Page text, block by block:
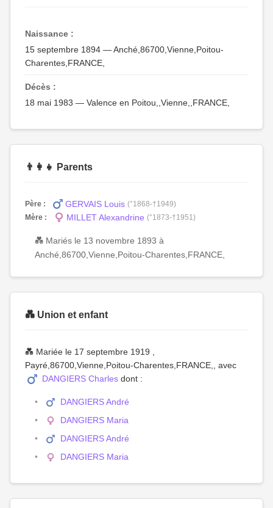
Naissance :
15 septembre 1894 — Anché,86700,Vienne,Poitou-
Charentes,FRANCE,
Décès :
18 mai 1983 — Valence en Poitou,,Vienne,,FRANCE,
👨‍👩‍👧 Parents
Père : GERVAIS Louis (°1868-†1949)
Mère :
MILLET Alexandrine (°1873-†1951)
💑 Mariés le 13 novembre 1893 à
Anché,86700,Vienne,Poitou-Charentes,FRANCE,
💑 Union et enfant
💑 Mariée le 17 septembre 1919 ,
Payré,86700,Vienne,Poitou-Charentes,FRANCE,, avec
DANGIERS Charles dont :
DANGIERS André
DANGIERS Maria
DANGIERS André
DANGIERS Maria